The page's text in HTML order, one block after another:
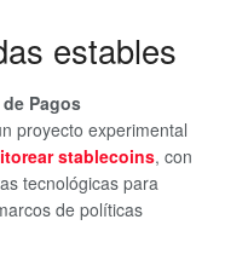
estables
Pagos
proyecto experimental
stablecoins, con
tecnológicas para
de políticas